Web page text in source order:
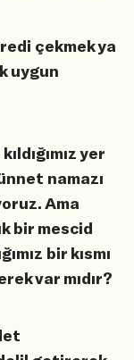
çekmek ya
uygun
yer
namazı
Ama
bir mescid
bir kısmı
var mıdır?